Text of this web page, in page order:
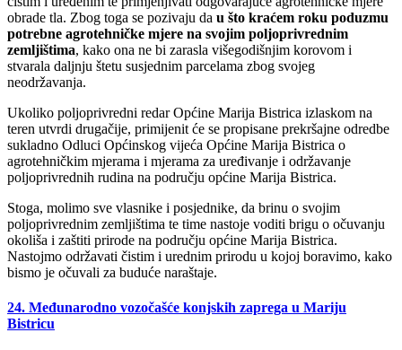
obrade tla. Zbog toga se pozivaju da u što kraćem roku poduzmu
potrebne agrotehničke mjere na svojim poljoprivrednim
zemljištima, kako ona ne bi zarasla višegodišnjim korovom i
stvarala daljnju štetu susjednim parcelama zbog svojeg
neodržavanja.
Ukoliko poljoprivredni redar Općine Marija Bistrica izlaskom na
teren utvrdi drugačije, primijenit će se propisane prekršajne odredbe
sukladno Odluci Općinskog vijeća Općine Marija Bistrica o
agrotehničkim mjerama i mjerama za uređivanje i održavanje
poljoprivrednih rudina na području općine Marija Bistrica.
Stoga, molimo sve vlasnike i posjednike, da brinu o svojim
poljoprivrednim zemljištima te time nastoje voditi brigu o očuvanju
okoliša i zaštiti prirode na području općine Marija Bistrica.
Nastojmo održavati čistim i urednim prirodu u kojoj boravimo, kako
bismo je očuvali za buduće naraštaje.
24. Međunarodno vozočašće konjskih zaprega u Mariju
Bistricu